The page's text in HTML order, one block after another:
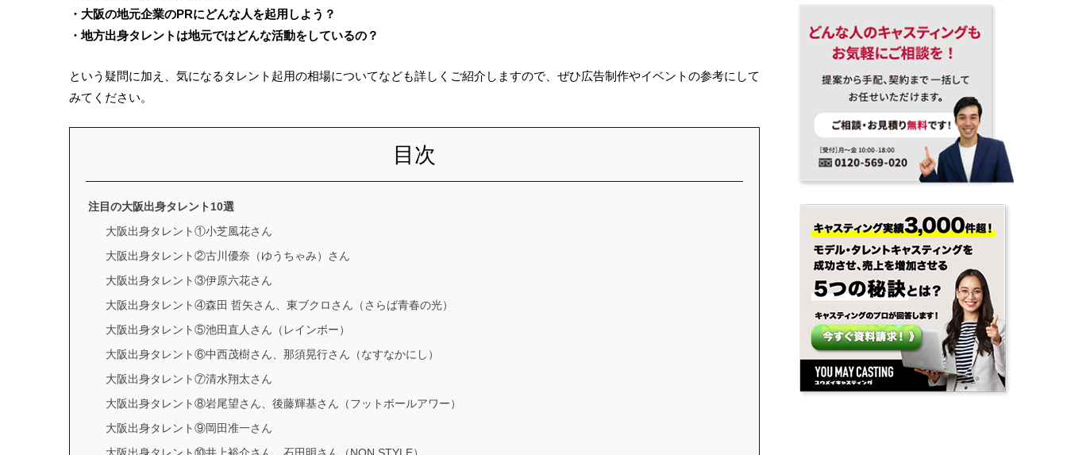
・大阪の地元企業のPRにどんな人を起用しよう？
・地方出身タレントは地元ではどんな活動をしているの？
という疑問に加え、気になるタレント起用の相場についてなども詳しくご紹介しますので、ぜひ広告制作やイベントの参考にして
みてください。
目次
注目の大阪出身タレント10選
大阪出身タレント①小芝風花さん
大阪出身タレント②古川優奈（ゆうちゃみ）さん
大阪出身タレント③伊原六花さん
大阪出身タレント④森田 哲矢さん、東ブクロさん（さらば青春の光）
大阪出身タレント⑤池田直人さん（レインボー）
大阪出身タレント⑥中西茂樹さん、那須晃行さん（なすなかにし）
大阪出身タレント⑦清水翔太さん
大阪出身タレント⑧岩尾望さん、後藤輝基さん（フットボールアワー）
大阪出身タレント⑨岡田准一さん
大阪出身タレント⑩井上裕介さん、石田明さん（NON STYLE）